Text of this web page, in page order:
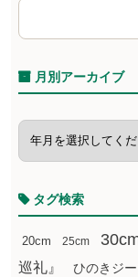
月別アーカイブ
タグ検索
20cm 25cm
巡礼』
ひのきジ